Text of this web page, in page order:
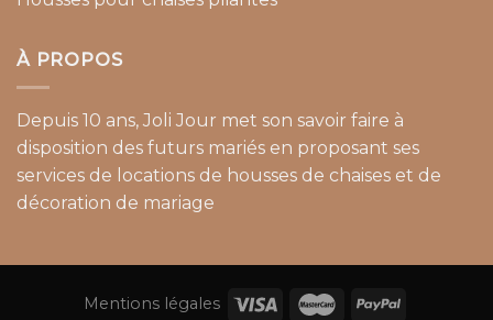
À PROPOS
Depuis 10 ans, Joli Jour met son savoir faire à
disposition des futurs mariés en proposant ses
services de locations de housses de chaises et de
décoration de mariage
Mentions légales